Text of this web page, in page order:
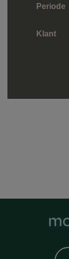
Periode
Klant